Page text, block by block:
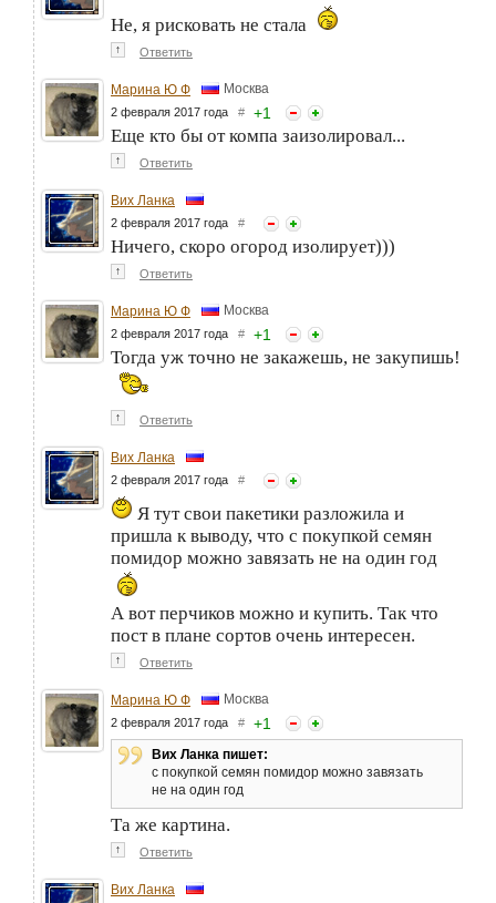
Не, я рисковать не стала
↑ Ответить
Марина Ю Ф Москва
2 февраля 2017 года # +1
Еще кто бы от компа заизолировал...
↑ Ответить
Вих Ланка
2 февраля 2017 года #
Ничего, скоро огород изолирует)))
↑ Ответить
Марина Ю Ф Москва
2 февраля 2017 года # +1
Тогда уж точно не закажешь, не закупишь!
↑ Ответить
Вих Ланка
2 февраля 2017 года #
Я тут свои пакетики разложила и
пришла к выводу, что с покупкой семян
помидор можно завязать не на один год
А вот перчиков можно и купить. Так что
пост в плане сортов очень интересен.
↑ Ответить
Марина Ю Ф Москва
2 февраля 2017 года # +1
Вих Ланка пишет:
с покупкой семян помидор можно завязать
не на один год
Та же картина.
↑ Ответить
Вих Ланка